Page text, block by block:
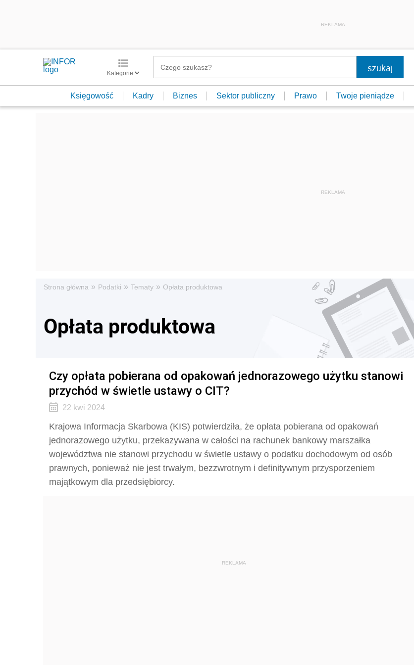
REKLAMA
Kategorie
Księgowość Kadry Biznes Sektor publiczny Prawo Twoje pieniądze
Strona główna » Podatki » Tematy » Opłata produktowa
Opłata produktowa
Czy opłata pobierana od opakowań jednorazowego użytku stanowi
przychód w świetle ustawy o CIT?
22 kwi 2024
Krajowa Informacja Skarbowa (KIS) potwierdziła, że opłata pobierana od opakowań
jednorazowego użytku, przekazywana w całości na rachunek bankowy marszałka
województwa nie stanowi przychodu w świetle ustawy o podatku dochodowym od osób
prawnych, ponieważ nie jest trwałym, bezzwrotnym i definitywnym przysporzeniem
majątkowym dla przedsiębiorcy.
REKLAMA